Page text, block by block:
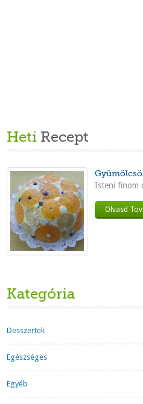
Heti Recept
Isteni finom
Olvasd
Kategória
Desszertek
Egészséges
Egyéb